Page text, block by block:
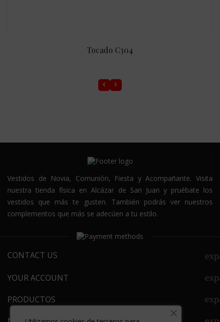
Tocado C304
Vestidos de Novia, Comunión, Fiesta y Acompañante. Visita
nuestra tienda física en Alcázar de San Juan y pruébate los
vestidos que más te gusten. También podrás ver nuestros
complementos que más se adecúen a tu estilo.
CONTACT US
YOUR ACCOUNT
PRODUCTOS